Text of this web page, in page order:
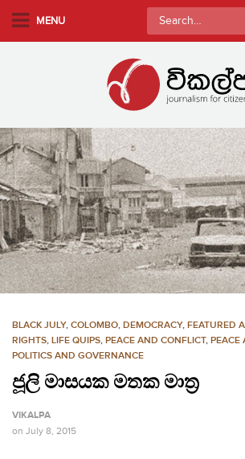
m
a
i
n
c
o
n
t
e
MENU
Search
for:
BLACK JULY, COLOMBO, DEMOCRACY, FEATURED
RIGHTS, LIFE QUIPS, PEACE AND CONFLICT, PEACE
POLITICS AND GOVERNANCE
ජූලි මාසයක මතක මාත්‍ර
VIKALPA
on July 8, 2015